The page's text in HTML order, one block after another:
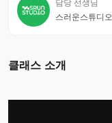
담당 선생님
스러운스튜디오
클래스 소개